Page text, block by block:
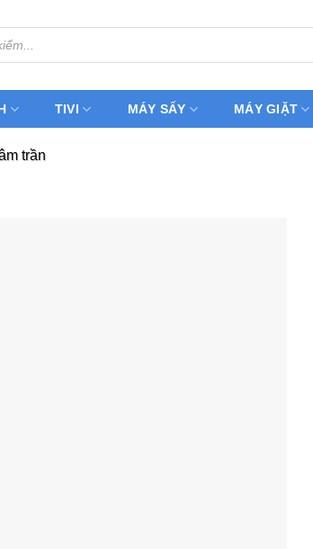
TIVI MÁY SẤY MÁY GIẶT
trần